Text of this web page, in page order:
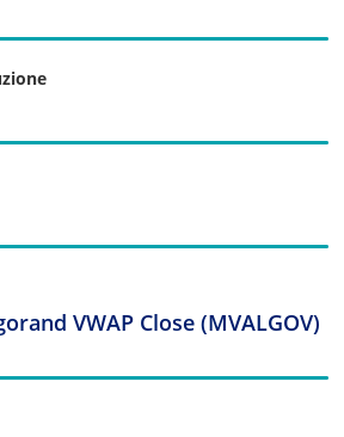
VWAP Close (MVALGOV)